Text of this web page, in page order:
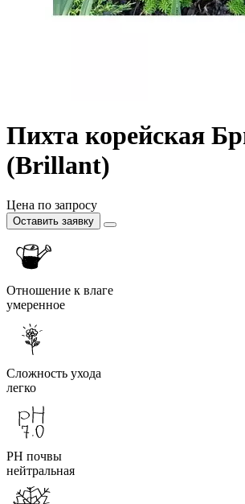
Пихта корейская
(Brillant)
Цена по запросу
Оставить заявку
Отношение к влаге
умеренное
Сложность ухода
легко
PH почвы
нейтральная